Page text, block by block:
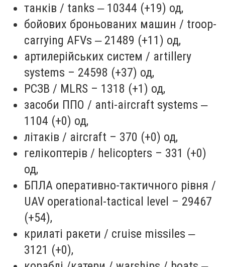
танків / tanks ‒ 10344 (+19) од,
бойових броньованих машин / troop-
carrying AFVs ‒ 21489 (+11) од,
артилерійських систем / artillery
systems – 24598 (+37) од,
РСЗВ / MLRS – 1318 (+1) од,
засоби ППО / anti-aircraft systems ‒
1104 (+0) од,
літаків / aircraft – 370 (+0) од,
гелікоптерів / helicopters – 331 (+0)
од,
БПЛА оперативно-тактичного рівня /
UAV operational-tactical level – 29467
(+54),
крилаті ракети / cruise missiles ‒
3121 (+0),